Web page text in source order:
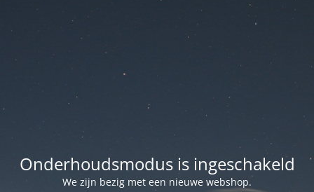
Onderhoudsmodus is ingeschakeld
We zijn bezig met een nieuwe webshop.